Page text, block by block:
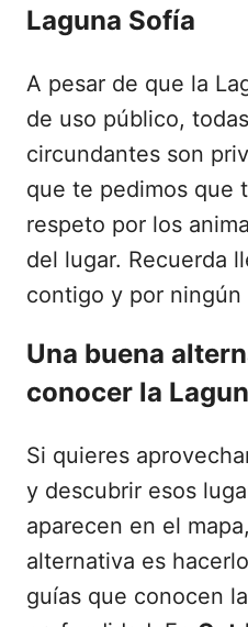
Laguna Sofía
A pesar de que la
de uso público,
circundantes son
que te pedimos que
respeto por los
del lugar. Recuerda
contigo y por
Una buena
conocer la
Si quieres
y descubrir esos
aparecen en el
alternativa es
guías que conocen